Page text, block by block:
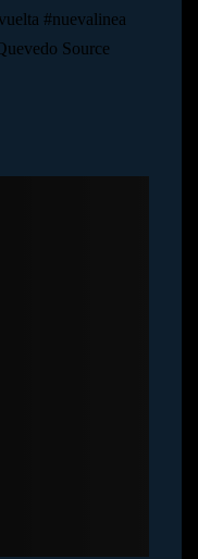
#nuevalinea
Source